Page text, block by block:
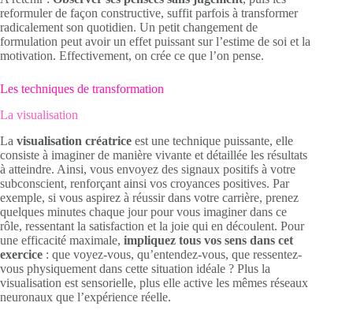
reformuler de façon constructive, suffit parfois à transformer
radicalement son quotidien. Un petit changement de
formulation peut avoir un effet puissant sur l’estime de soi et la
motivation. Effectivement, on crée ce que l’on pense.
Les techniques de transformation
La visualisation
La visualisation créatrice est une technique puissante, elle
consiste à imaginer de manière vivante et détaillée les résultats
à atteindre. Ainsi, vous envoyez des signaux positifs à votre
subconscient, renforçant ainsi vos croyances positives. Par
exemple, si vous aspirez à réussir dans votre carrière, prenez
quelques minutes chaque jour pour vous imaginer dans ce
rôle, ressentant la satisfaction et la joie qui en découlent. Pour
une efficacité maximale, impliquez tous vos sens dans cet
exercice : que voyez-vous, qu’entendez-vous, que ressentez-
vous physiquement dans cette situation idéale ? Plus la
visualisation est sensorielle, plus elle active les mêmes réseaux
neuronaux que l’expérience réelle.